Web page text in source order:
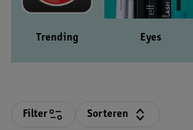
Trending Eyes
Filter Sorteren